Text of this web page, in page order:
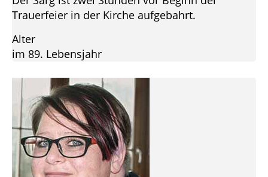
Trauerfeier in der Kirche aufgebahrt.
Alter
im 89. Lebensjahr